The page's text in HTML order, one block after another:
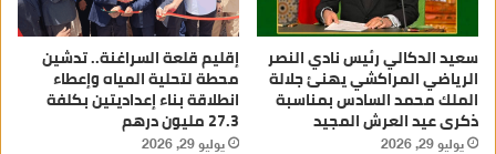
سعيد الدكالي رئيس نادي النصر
الرياضي المراكشي يهنئ جلالة
الملك محمد السادس بمناسبة
ذكرى عيد العرش المجيد
يوليو 29, 2026
إقليم قلعة السراغنة.. تدشين
محطة لتحلية المياه وإعطاء
انطلاقة بناء إعداديتين بكلفة
27.3 مليون درهم
يوليو 29, 2026